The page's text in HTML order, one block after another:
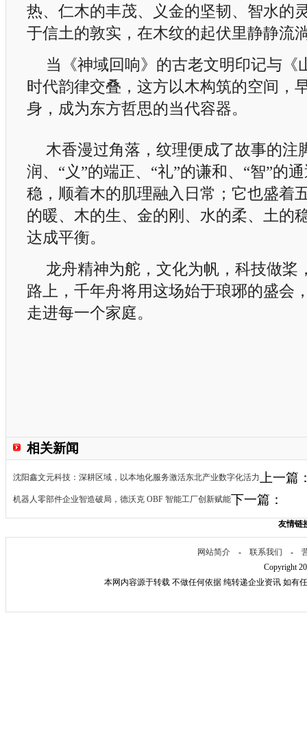
热、仁木的丰茂、义金的坚韧、智水的
于信土的敦实，在木纹的起伏里静静流
当《神域回响》的古老文明印记与《
时代韵律交叠，这方以木构筑的空间，
身，成为东方哲思的当代容器。
木香漫过角落，纹理便成了故事的注
润、“义”的端正、“礼”的谦和、“智”的
稳，顺着木的肌理融入日常；它也盛着
的暖、木的生、金的刚、水的柔、土的
达成平衡。
龙舟精神为舵，文化为帆，科技做桨
路上，千年舟将用这场始于琅琊的盛会
走进每一个家庭。
相关新闻
上一篇
沈阳鑫文元科技：深耕区域，以本地化服务激活东北产业数字化活力
下一篇：
机器人零部件企业智造破局，德沃克 OBF 智能工厂创新赋能
友情链
网站简介 - 联系我们 -
Copyright
本网内容源于转载 不做任何依据 纯转递企业资讯 如有